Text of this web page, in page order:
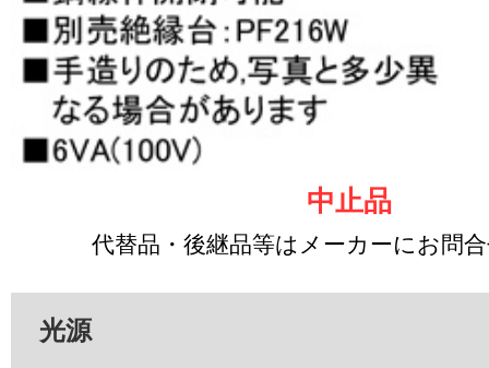
中止品
代替品・後継品等はメーカーにお問
光源